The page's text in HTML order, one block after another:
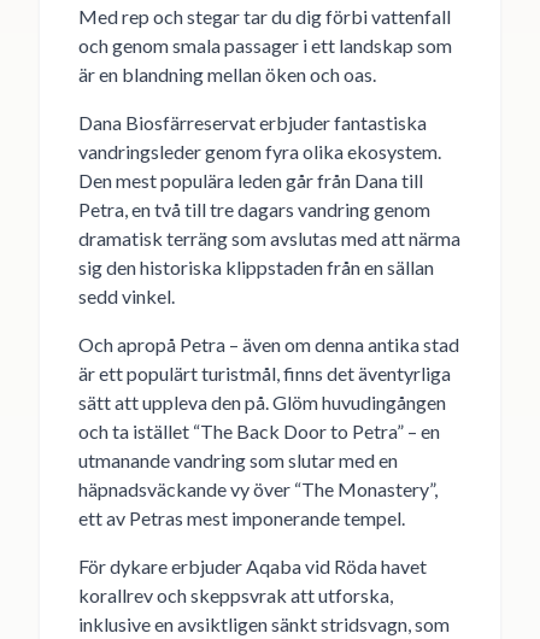
Med rep och stegar tar du dig förbi vattenfall
och genom smala passager i ett landskap som
är en blandning mellan öken och oas.
Dana Biosfärreservat erbjuder fantastiska
vandringsleder genom fyra olika ekosystem.
Den mest populära leden går från Dana till
Petra, en två till tre dagars vandring genom
dramatisk terräng som avslutas med att närma
sig den historiska klippstaden från en sällan
sedd vinkel.
Och apropå Petra – även om denna antika stad
är ett populärt turistmål, finns det äventyrliga
sätt att uppleva den på. Glöm huvudingången
och ta istället “The Back Door to Petra” – en
utmanande vandring som slutar med en
häpnadsväckande vy över “The Monastery”,
ett av Petras mest imponerande tempel.
För dykare erbjuder Aqaba vid Röda havet
korallrev och skeppsvrak att utforska,
inklusive en avsiktligen sänkt stridsvagn, som